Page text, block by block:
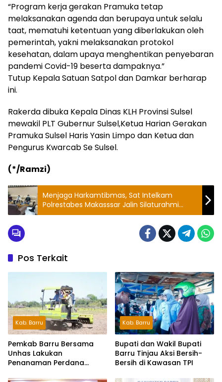
“Program kerja gerakan Pramuka tetap
melaksanakan agenda dan berupaya untuk selalu
taat, mematuhi ketentuan yang diberlakukan oleh
pemerintah, yakni melaksanakan protokol
kesehatan, dalam upaya menghentikan penyebaran
pandemi Covid-19 beserta dampaknya.”
Tutup Kepala Satuan Satpol dan Damkar berharap
ini.
Rakerda dibuka Kepala Dinas KLH Provinsi Sulsel
mewakil PLT Gubernur Sulsel,Ketua Harian Gerakan
Pramuka Sulsel Haris Yasin Limpo dan Ketua dan
Pengurus Kwarcab Se Sulsel.
(*/Ramzi)
Menjaga Harkamtibmas, Sat Intelkam
Polrestabes Makasssar Jalin Silaturahmi
dengan Mahasiswa PMII
Pos Terkait
Kab. Barru
Pemkab Barru Bersama
Unhas Lakukan
Penanaman Perdana
Kab. Barru
Bupati dan Wakil Bupati
Barru Tinjau Aksi Bersih-
Bersih di Kawasan TPI